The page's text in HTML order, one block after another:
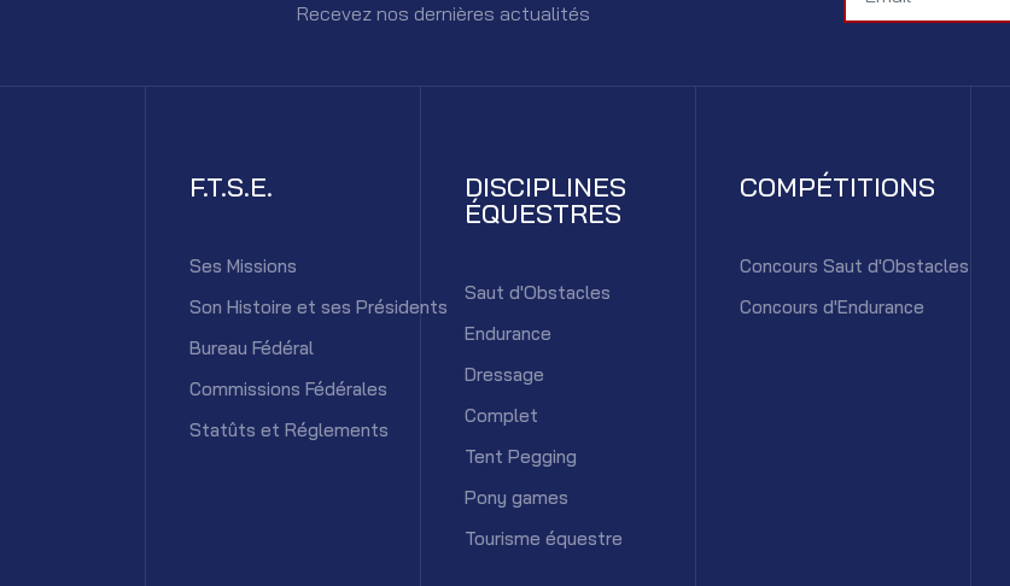
Recevez nos dernières actualités
F.T.S.E.
Ses Missions
Son Histoire et ses Présidents
Bureau Fédéral
Commissions Fédérales
Statûts et Réglements
DISCIPLINES
ÉQUESTRES
Saut d'Obstacles
Endurance
Dressage
Complet
Tent Pegging
Pony games
Tourisme équestre
COMPÉTITIONS
Concours Saut d'Obstacles
Concours d'Endurance